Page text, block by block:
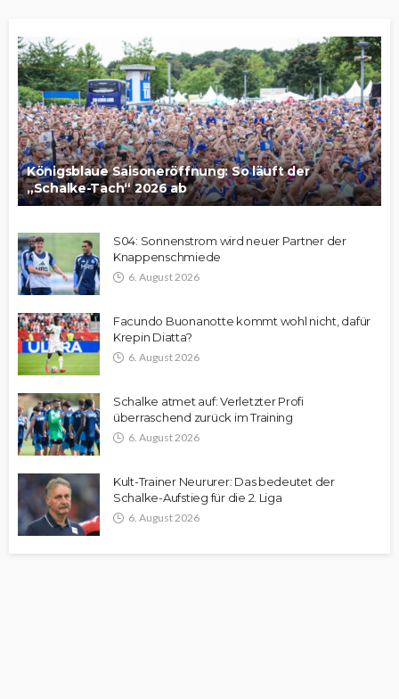
Königsblaue Saisoneröffnung: So läuft der
„Schalke-Tach“ 2026 ab
S04: Sonnenstrom wird neuer Partner der
Knappenschmiede
6. August 2026
Facundo Buonanotte kommt wohl nicht, dafür
Krepin Diatta?
6. August 2026
Schalke atmet auf: Verletzter Profi
überraschend zurück im Training
6. August 2026
Kult-Trainer Neururer: Das bedeutet der
Schalke-Aufstieg für die 2. Liga
6. August 2026